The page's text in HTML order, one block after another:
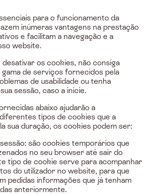
para o funcionamento da
inúmeras vantagens na prestação
e facilitam a navegação e a
website.
desativar os cookies, não consiga
de serviços fornecidos pela
de usabilidade ou tenha
sessão, caso a inicie.
abaixo ajudarão a
tipos de cookies que a
sua duração, os cookies podem ser:
são cookies temporários que
no seu browser até sair do
tipo de cookie serve para acompanhar
do utilizador no website, para que
pedidas informações que já tenham
anteriormente.